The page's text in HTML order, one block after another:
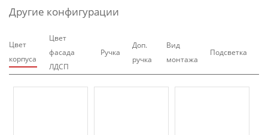
Другие конфигурации
Цвет
корпуса
Цвет
фасада
ЛДСП
Ручка
Доп.
ручка
Вид
монтажа
Подсветка